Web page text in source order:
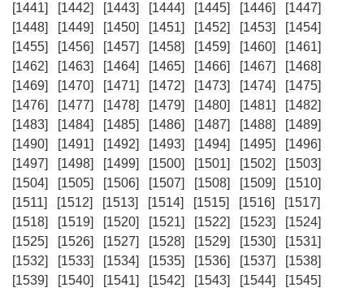
[1441]
[1442] [1443] [1444] [1445] [1446]
[1447]
[1448]
[1449] [1450] [1451] [1452] [1453]
[1454]
[1455]
[1456] [1457] [1458] [1459] [1460]
[1461]
[1462]
[1463] [1464] [1465] [1466] [1467]
[1468]
[1469]
[1470] [1471] [1472] [1473] [1474]
[1475]
[1476]
[1477] [1478] [1479] [1480] [1481]
[1482]
[1483]
[1484] [1485] [1486] [1487] [1488]
[1489]
[1490]
[1491] [1492] [1493] [1494] [1495]
[1496]
[1497]
[1498] [1499] [1500] [1501] [1502]
[1503]
[1504]
[1505] [1506] [1507] [1508] [1509]
[1510]
[1511]
[1512] [1513] [1514] [1515] [1516]
[1517]
[1518]
[1519] [1520] [1521] [1522] [1523]
[1524]
[1525]
[1526] [1527] [1528] [1529] [1530]
[1531]
[1532]
[1533] [1534] [1535] [1536] [1537]
[1538]
[1539]
[1540] [1541] [1542] [1543] [1544]
[1545]